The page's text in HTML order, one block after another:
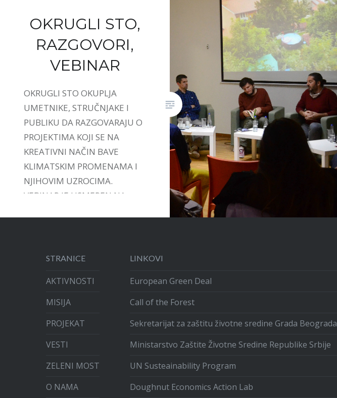
OKRUGLI STO,
RAZGOVORI,
VEBINAR
OKRUGLI STO OKUPLJA
UMETNIKE, STRUČNJAKE I
PUBLIKU DA RAZGOVARAJU O
PROJEKTIMA KOJI SE NA
KREATIVNI NAČIN BAVE
KLIMATSKIM PROMENAMA I
NJIHOVIM UZROCIMA.
VEBINAR JE USMEREN NA
INICIJATIVA.
STRANICE
AKTIVNOSTI
MISIJA
PROJEKAT
VESTI
ZELENI MOST
O NAMA
LINKOVI
European Green Deal
Call of the Forest
Sekretarijat za zaštitu životne sredine Grada Beograda
Ministarstvo Zaštite Životne Sredine Republike Srbije
UN Susteainability Program
Doughnut Economics Action Lab